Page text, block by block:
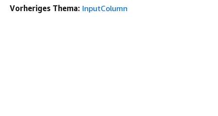
Vorheriges Thema: InputColumn